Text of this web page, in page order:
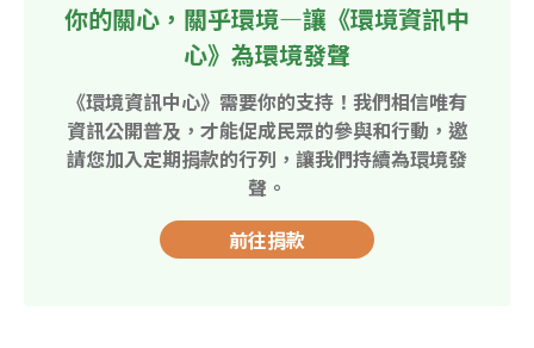
你的關心，關乎環境—讓《環境資訊中
心》為環境發聲
《環境資訊中心》需要你的支持！我們相信唯有
資訊公開普及，才能促成民眾的參與和行動，邀
請您加入定期捐款的行列，讓我們持續為環境發
聲。
前往捐款